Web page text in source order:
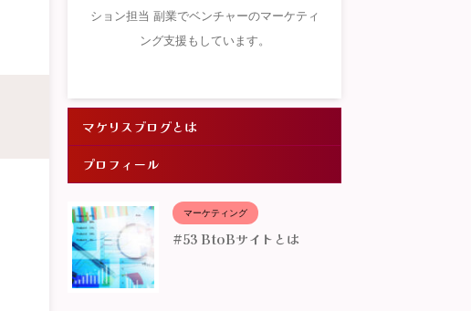
ション担当 副業でベンチャーのマーケティ
ング支援もしています。
マケリスブログとは
プロフィール
マーケティング
#53 BtoBサイトとは